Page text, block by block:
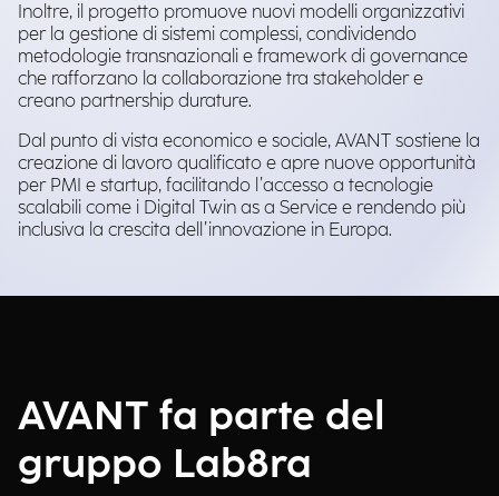
Inoltre, il progetto promuove nuovi modelli organizzativi
per la gestione di sistemi complessi, condividendo
metodologie transnazionali e framework di governance
che rafforzano la collaborazione tra stakeholder e
creano partnership durature.
Dal punto di vista economico e sociale, AVANT sostiene la
creazione di lavoro qualificato e apre nuove opportunità
per PMI e startup, facilitando l’accesso a tecnologie
scalabili come i Digital Twin as a Service e rendendo più
inclusiva la crescita dell’innovazione in Europa.
AVANT fa parte del
gruppo Lab8ra